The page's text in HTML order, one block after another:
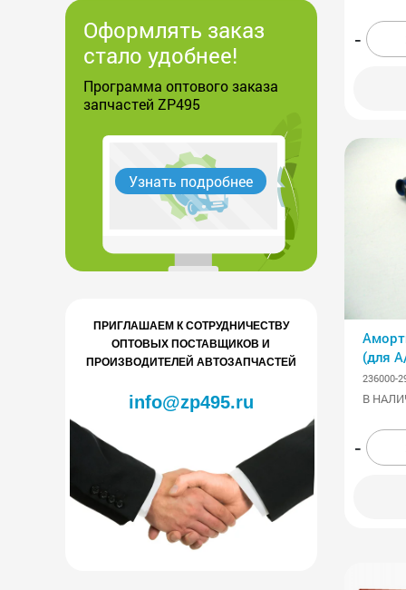
Оформлять заказ
стало удобнее!
Программа оптового заказа
запчастей ZP495
Узнать подробнее
ПРИГЛАШАЕМ К СОТРУДНИЧЕСТВУ
ОПТОВЫХ ПОСТАВЩИКОВ И
ПРОИЗВОДИТЕЛЕЙ АВТОЗАПЧАСТЕЙ
info@zp495.ru
-
(для
236000-
В
-